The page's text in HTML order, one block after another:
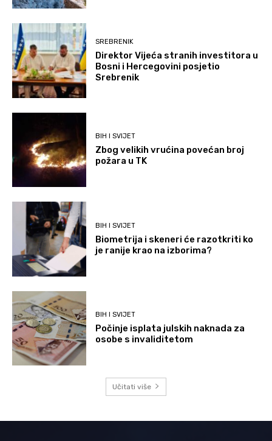
SREBRENIK
Direktor Vijeća stranih investitora u
Bosni i Hercegovini posjetio
Srebrenik
BIH I SVIJET
Zbog velikih vrućina povećan broj
požara u TK
BIH I SVIJET
Biometrija i skeneri će razotkriti ko
je ranije krao na izborima?
BIH I SVIJET
Počinje isplata julskih naknada za
osobe s invaliditetom
Učitati više